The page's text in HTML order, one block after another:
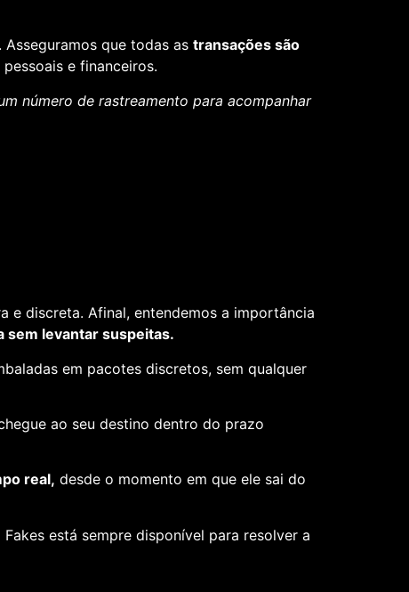
que todas as transações são
e financeiros.
número de rastreamento para acompanhar
e discreta. Afinal, entendemos a importância
sem levantar suspeitas.
em pacotes discretos, sem qualquer
ao seu destino dentro do prazo
real, desde o momento em que ele sai do
está sempre disponível para resolver a